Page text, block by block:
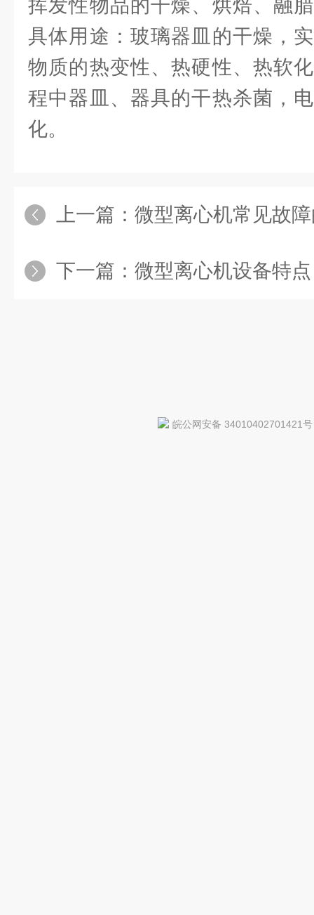
挥发性物品的干燥、烘焙、融
具体用途：玻璃器皿的干燥，
物质的热变性、热硬性、热软
程中器皿、器具的干热杀菌，
化。
上一篇： 微型离心机常见故
下一篇： 微型离心机设备特点
皖公网安备 34010402701421号